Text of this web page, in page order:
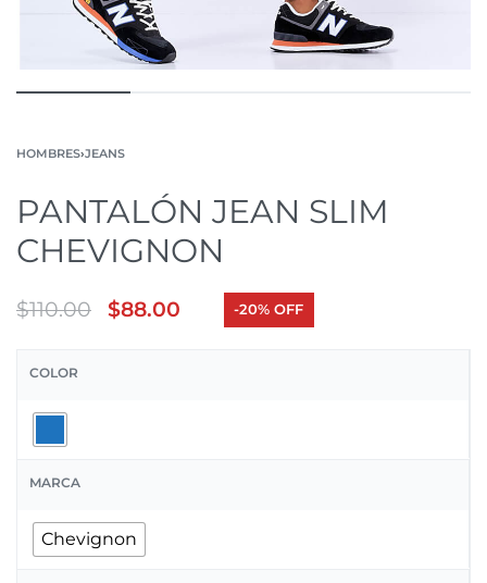
HOMBRES›JEANS
PANTALÓN JEAN SLIM
CHEVIGNON
$110.00 $88.00 -20% OFF
COLOR
MARCA
Chevignon